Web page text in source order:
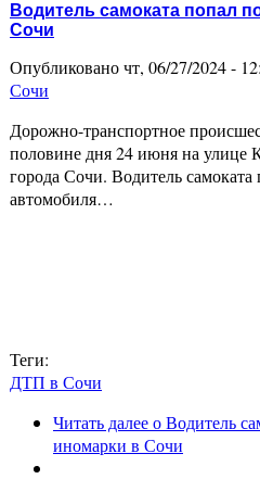
Водитель самоката попал
Сочи
Опубликовано чт, 06/27/2024 -
Сочи
Дорожно-транспортное
половине дня 24 июня на улице
города Сочи. Водитель самоката
автомобиля…
Теги:
ДТП в Сочи
Читать далеео Водитель
иномарки в Сочи